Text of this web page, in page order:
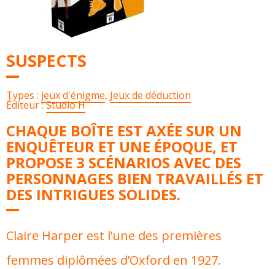
SUSPECTS
Types : jeux d'énigme, Jeux de déduction
Éditeur :Studio H
CHAQUE BOÎTE EST AXÉE SUR UN
ENQUÊTEUR ET UNE ÉPOQUE, ET
PROPOSE 3 SCÉNARIOS AVEC DES
PERSONNAGES BIEN TRAVAILLÉS ET
DES INTRIGUES SOLIDES.
Claire Harper est l’une des premières
femmes diplômées d’Oxford en 1927.